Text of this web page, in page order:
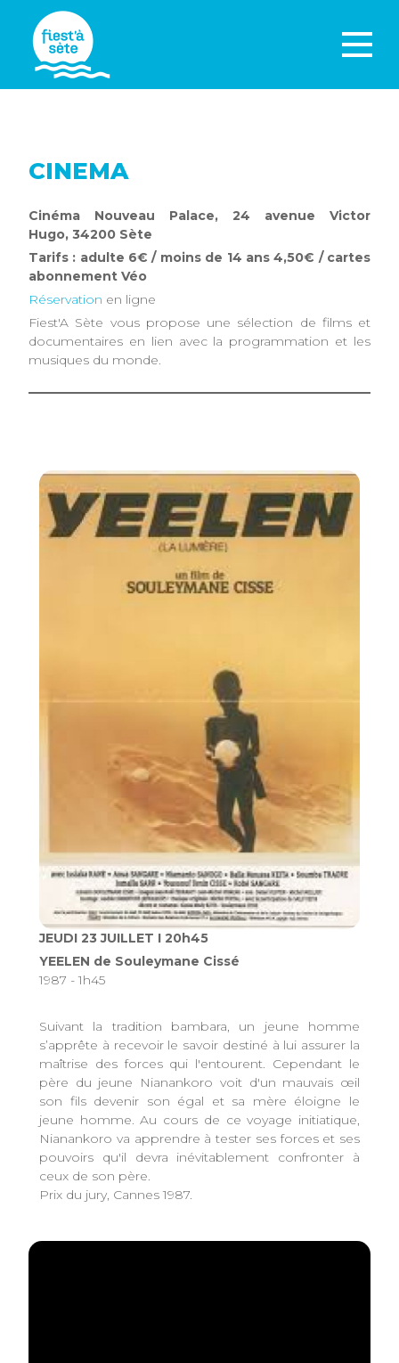
CINEMA
Cinéma Nouveau Palace, 24 avenue Victor
Hugo, 34200 Sète
Tarifs : adulte 6€ / moins de 14 ans 4,50€ / cartes
abonnement Véo
Réservation en ligne
Fiest'A Sète vous propose une sélection de films et
documentaires en lien avec la programmation et les
musiques du monde.
JEUDI 23 JUILLET I 20h45
YEELEN de Souleymane Cissé
1987 - 1h45
Suivant la tradition bambara, un jeune homme
s’apprête à recevoir le savoir destiné à lui assurer la
maîtrise des forces qui l'entourent. Cependant le
père du jeune Nianankoro voit d'un mauvais œil
son fils devenir son égal et sa mère éloigne le
jeune homme. Au cours de ce voyage initiatique,
Nianankoro va apprendre à tester ses forces et ses
pouvoirs qu'il devra inévitablement confronter à
ceux de son père.
Prix du jury, Cannes 1987.